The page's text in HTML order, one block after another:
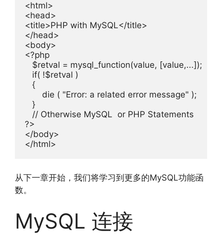
<html>
<head>
<title>PHP with MySQL</title>
</head>
<body>
<?php
   $retval
= mysql_function(value, [value,...]);
if( !$retval )
{
die ( "Error: a related error message" );
}
// Otherwise MySQL  or PHP Statements
?>
</body>
</html>
从下一章开始，我们将学习到更多的MySQL功能函
数。
MySQL 连接